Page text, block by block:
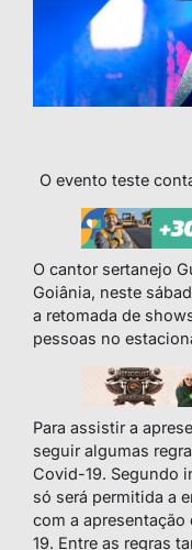
O evento teste
O cantor sertanejo
Goiânia, neste
a retomada de
pessoas no
Para assistir a
seguir algumas
Covid-19. Segundo
só será permitida a
com a
19. Entre as regras